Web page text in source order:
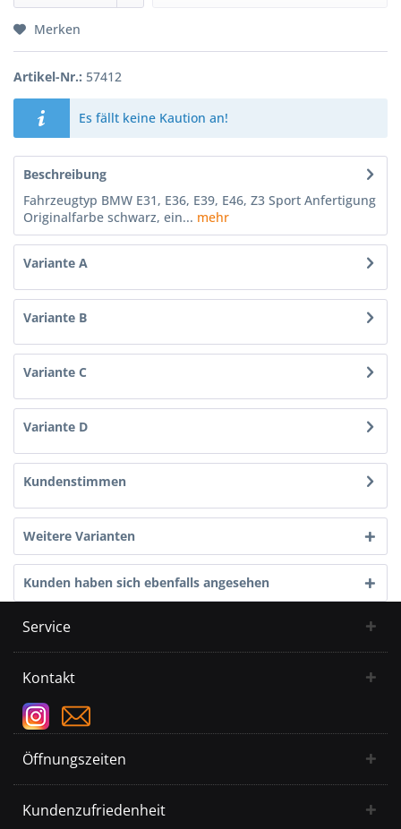
Merken
Artikel-Nr.: 57412
Es fällt keine Kaution an!
Beschreibung
Fahrzeugtyp BMW E31, E36, E39, E46, Z3 Sport Anfertigung
Originalfarbe schwarz, ein... mehr
Variante A
Variante B
Variante C
Variante D
Kundenstimmen
Weitere Varianten
Kunden haben sich ebenfalls angesehen
Service
Kontakt
Öffnungszeiten
Kundenzufriedenheit